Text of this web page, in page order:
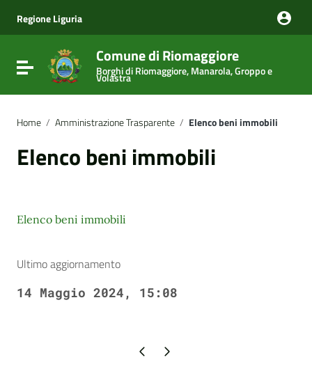
Vai al menu di navigazione
Vai al footer
Regione Liguria
Attiva / disattiva la navigazione
Comune di Riomaggiore
Borghi di Riomaggiore, Manarola, Groppo e
Volastra
Home / Amministrazione Trasparente / Elenco beni immobili
Elenco beni immobili
Elenco beni immobili
Ultimo aggiornamento
14 Maggio 2024, 15:08
Pagina precedente
Pagina successiva